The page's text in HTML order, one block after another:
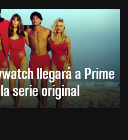
llegará a Prime
serie original